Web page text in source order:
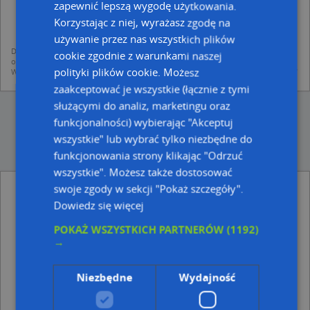
dodania ich do bazy Targeo oraz publikacji w wyszukiwarce firm i na
mapach (art. 6 ust. 1 lit. f RODO)
udostępniania danych o firmach partnerom biznesowym operatora (art.
Dane pochodzą z publicznych baz CEIDG, GUS, REGON, z firmowych stron www
oraz od podmiotów zewnętrznych.
Więcej informacji dot. RODO:http://regulamin.automapa.pl/odo_przetwarzanie/
Trafostacja - inne Przemysł, Firmy w pobliżu
Fregata, al. Grunwaldzka 497, 80-309 Gdańsk
Luna A Tęcza D Zagórska, al. Grunwaldzka 553, 80-339
Adresy w pobliżu
Gdańsk, Grunwaldzka 527, Aleja (80-320) (→ 41 m)
Gdańsk, Piastowska 1, Ulica (80-332)
(→ 62 m)
zapewnić lepszą wygodę użytkowania.
Korzystając z niej, wyrażasz zgodę na
używanie przez nas wszystkich plików
cookie zgodnie z warunkami naszej
polityki plików cookie. Możesz
zaakceptować je wszystkie (łącznie z tymi
służącymi do analiz, marketingu oraz
funkcjonalności) wybierając "Akceptuj
wszystkie" lub wybrać tylko niezbędne do
funkcjonowania strony klikając "Odrzuć
wszystkie". Możesz także dostosować
swoje zgody w sekcji "Pokaż szczegóły".
Dowiedz się więcej
POKAŻ WSZYSTKICH PARTNERÓW(1192)
→
Niezbędne Wydajność